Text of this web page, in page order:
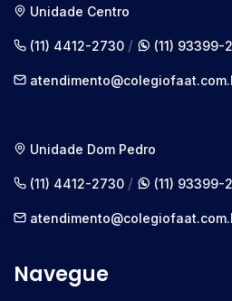
Unidade Centro
(11) 4412-2730 / (11) 93399-
Unidade Dom Pedro
(11) 4412-2730 / (11) 93399-
Navegue